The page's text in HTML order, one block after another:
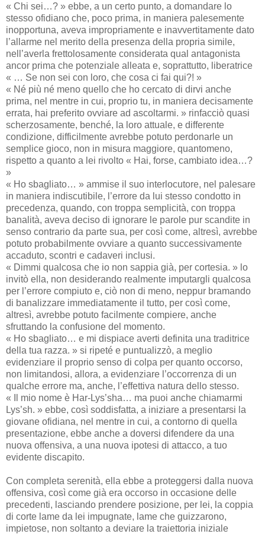
« Chi sei…? » ebbe, a un certo punto, a domandare lo
stesso ofidiano che, poco prima, in maniera palesemente
inopportuna, aveva impropriamente e inavvertitamente dato
l’allarme nel merito della presenza della propria simile,
nell’averla frettolosamente considerata qual antagonista
ancor prima che potenziale alleata e, soprattutto, liberatrice
« … Se non sei con loro, che cosa ci fai qui?! »
« Né più né meno quello che ho cercato di dirvi anche
prima, nel mentre in cui, proprio tu, in maniera decisamente
errata, hai preferito ovviare ad ascoltarmi. » rinfacciò quasi
scherzosamente, benché, la loro attuale, e differente
condizione, difficilmente avrebbe potuto perdonarle un
semplice gioco, non in misura maggiore, quantomeno,
rispetto a quanto a lei rivolto « Hai, forse, cambiato idea…?
»
« Ho sbagliato… » ammise il suo interlocutore, nel palesare
in maniera indiscutibile, l’errore da lui stesso condotto in
precedenza, quando, con troppa semplicità, con troppa
banalità, aveva deciso di ignorare le parole pur scandite in
senso contrario da parte sua, per così come, altresì, avrebbe
potuto probabilmente ovviare a quanto successivamente
accaduto, scontri e cadaveri inclusi.
« Dimmi qualcosa che io non sappia già, per cortesia. » lo
invitò ella, non desiderando realmente imputargli qualcosa
per l’errore compiuto e, ciò non di meno, neppur bramando
di banalizzare immediatamente il tutto, per così come,
altresì, avrebbe potuto facilmente compiere, anche
sfruttando la confusione del momento.
« Ho sbagliato… e mi dispiace averti definita una traditrice
della tua razza. » si ripeté e puntualizzò, a meglio
evidenziare il proprio senso di colpa per quanto occorso,
non limitandosi, allora, a evidenziare l’occorrenza di un
qualche errore ma, anche, l’effettiva natura dello stesso.
« Il mio nome è Har-Lys’sha… ma puoi anche chiamarmi
Lys’sh. » ebbe, così soddisfatta, a iniziare a presentarsi la
giovane ofidiana, nel mentre in cui, a contorno di quella
presentazione, ebbe anche a doversi difendere da una
nuova offensiva, a una nuova ipotesi di attacco, a tuo
evidente discapito.
Con completa serenità, ella ebbe a proteggersi dalla nuova
offensiva, così come già era occorso in occasione delle
precedenti, lasciando prendere posizione, per lei, la coppia
di corte lame da lei impugnate, lame che guizzarono,
impietose, non soltanto a deviare la traiettoria iniziale